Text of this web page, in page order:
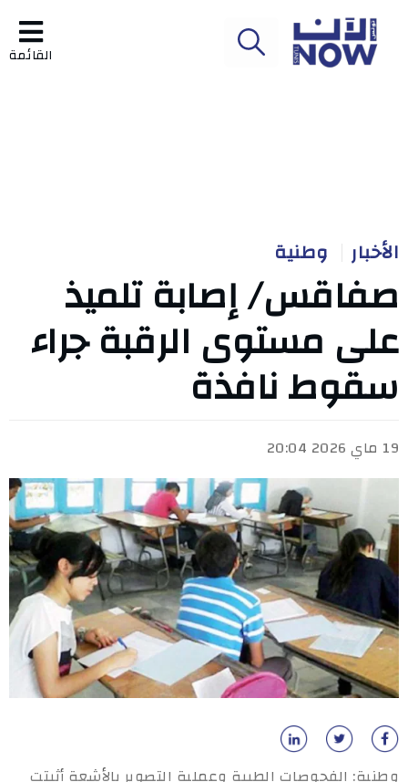
القائمة
الأخبار وطنية
صفاقس/ إصابة تلميذ
على مستوى الرقبة جراء
سقوط نافذة
19 ماي 2026 20:04